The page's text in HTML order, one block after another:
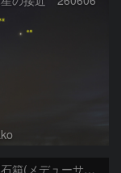
夜空は宝石箱(メデューサ星雲 SH2-274) Seestar50